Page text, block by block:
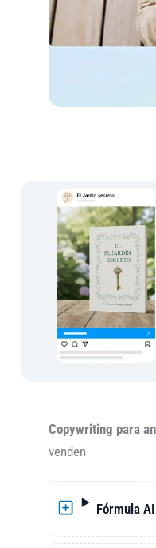
Copywriting para
venden
Fórmula